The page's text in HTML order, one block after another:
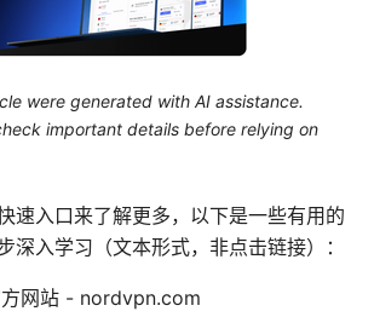
were generated with AI assistance.
important details before relying on
速入口来了解更多，以下是一些有用的
深入学习（文本形式，非点击链接）：
网站 - nordvpn.com